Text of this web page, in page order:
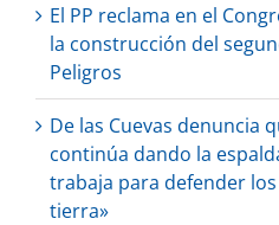
El PP reclama en el
la construcción del
Peligros
De las Cuevas denuncia
continúa dando la
trabaja para defender
tierra»